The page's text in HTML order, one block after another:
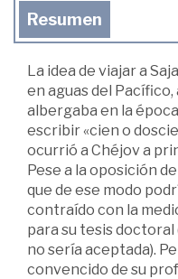
Resumen
La idea de viajar a
en aguas del
albergaba en la
escribir «cien o
ocurrió a Chéjov a
Pese a la oposición
que de ese modo
contraído con la
para su tesis doctoral
no sería aceptada).
convencido de su